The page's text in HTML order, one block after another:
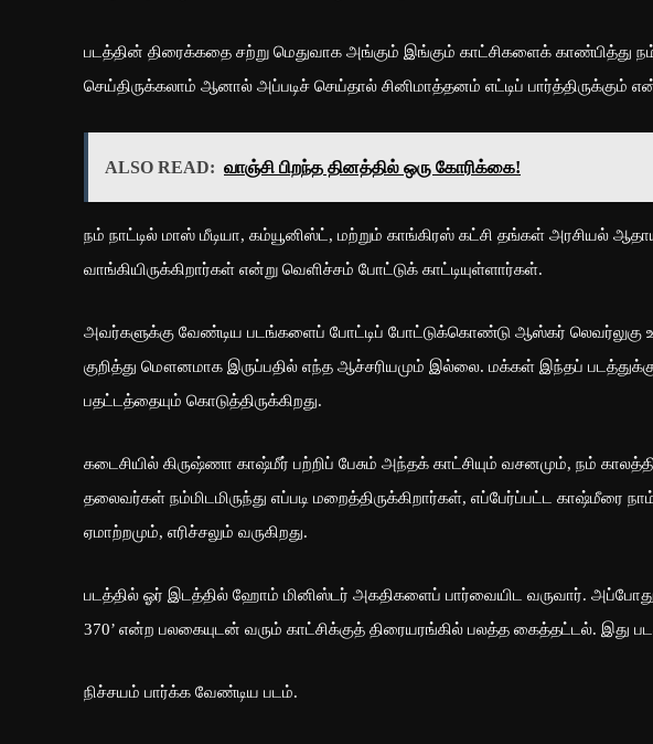
படத்தின் திரைக்கதை சற்று மெதுவாக அங்கும் இங்கும் காட்சிகளைக் காண்பித்து
செய்திருக்கலாம் ஆனால் அப்படிச் செய்தால் சினிமாத்தனம் எட்டிப்
ALSO READ: வாஞ்சி பிறந்த தினத்தில் ஒரு கோரிக்கை!
நம் நாட்டில் மாஸ் மீடியா, கம்யூனிஸ்ட், மற்றும் காங்கிரஸ் கட்சி தங்கள் அரசியல்
வாங்கியிருக்கிறார்கள் என்று வெளிச்சம் போட்டுக் காட்டியுள்ளார்கள்.
அவர்களுக்கு வேண்டிய படங்களைப் போட்டிப் போட்டுக்கொண்டு ஆஸ்கர் லெவர்லுகு
குறித்து மௌனமாக இருப்பதில் எந்த ஆச்சரியமும் இல்லை. மக்கள் இந்தப்
பதட்டத்தையும் கொடுத்திருக்கிறது.
கடைசியில் கிருஷ்ணா காஷ்மீர் பற்றிப் பேசும் அந்தக் காட்சியும் வசனமும், நம்
தலைவர்கள் நம்மிடமிருந்து எப்படி மறைத்திருக்கிறார்கள், எப்பேர்ப்பட்ட காஷ்மீரை
ஏமாற்றமும், எரிச்சலும் வருகிறது.
படத்தில் ஓர் இடத்தில் ஹோம் மினிஸ்டர் அகதிகளைப் பார்வையிட வருவார். அப்போது
370’ என்ற பலகையுடன் வரும் காட்சிக்குத் திரையரங்கில் பலத்த கைத்தட்டல். இது
நிச்சயம் பார்க்க வேண்டிய படம்.